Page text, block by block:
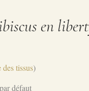
en
des tissus)
défaut